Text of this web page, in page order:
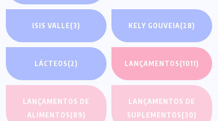
ISIS VALLE(3) KELY GOUVEIA(28)
LÁCTEOS(2) LANÇAMENTOS(1011)
LANÇAMENTOS DE
ALIMENTOS(89)
LANÇAMENTOS DE
SUPLEMENTOS(30)